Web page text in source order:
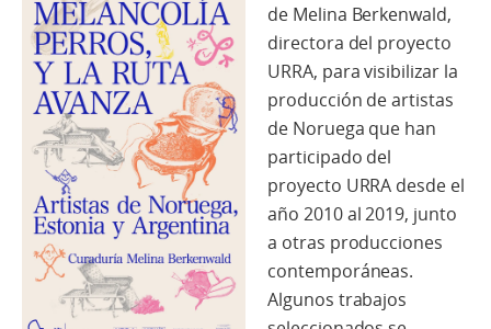
de Melina Berkenwald,
directora del proyecto
URRA, para visibilizar la
producción de artistas
de Noruega que han
participado del
proyecto URRA desde el
año 2010 al 2019, junto
a otras producciones
contemporáneas.
Algunos trabajos